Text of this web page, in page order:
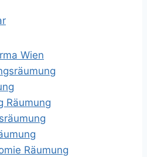
Wien
Räumung
Räumung